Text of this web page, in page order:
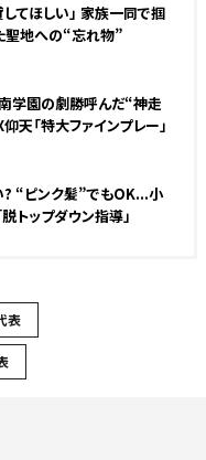
てほしい」 家族一同で掴
聖地への“忘れ物”
南学園の劇勝呼んだ“神走
「特大ファインプレー」
“ピンク髪”でもOK...小
トップダウン指導」
表